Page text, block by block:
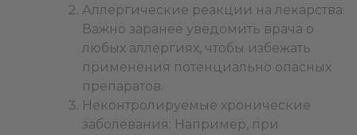
Аллергические реакции на лекарства:
Важно заранее уведомить врача о
любых аллергиях, чтобы избежать
применения потенциально опасных
препаратов.
Неконтролируемые хронические
заболевания: Например, при